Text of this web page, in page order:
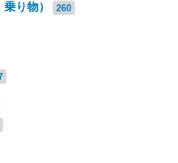
り物） 260